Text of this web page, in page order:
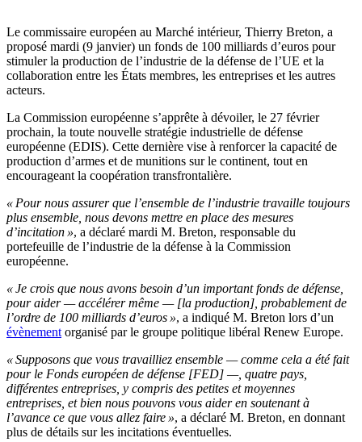
Le commissaire européen au Marché intérieur, Thierry Breton, a
proposé mardi (9 janvier) un fonds de 100 milliards d’euros pour
stimuler la production de l’industrie de la défense de l’UE et la
collaboration entre les États membres, les entreprises et les autres
acteurs.
La Commission européenne s’apprête à dévoiler, le 27 février
prochain, la toute nouvelle stratégie industrielle de défense
européenne (EDIS). Cette dernière vise à renforcer la capacité de
production d’armes et de munitions sur le continent, tout en
encourageant la coopération transfrontalière.
« Pour nous assurer que l’ensemble de l’industrie travaille toujours
plus ensemble, nous devons mettre en place des mesures
d’incitation », a déclaré mardi M. Breton, responsable du
portefeuille de l’industrie de la défense à la Commission
européenne.
« Je crois que nous avons besoin d’un important fonds de défense,
pour aider — accélérer même — [la production], probablement de
l’ordre de 100 milliards d’euros », a indiqué M. Breton lors d’un
évènement organisé par le groupe politique libéral Renew Europe.
« Supposons que vous travailliez ensemble — comme cela a été fait
pour le Fonds européen de défense [FED] —, quatre pays,
différentes entreprises, y compris des petites et moyennes
entreprises, et bien nous pouvons vous aider en soutenant à
l’avance ce que vous allez faire », a déclaré M. Breton, en donnant
plus de détails sur les incitations éventuelles.